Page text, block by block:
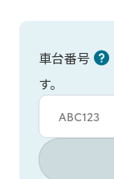
車台番号
す。
車台カタシキ入力